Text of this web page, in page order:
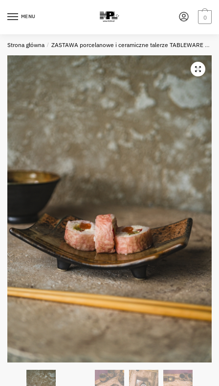
MENU 0
Strona główna / ZASTAWA porcelanowe i ceramiczne talerze TABLEWARE porcelain and ceramic plates